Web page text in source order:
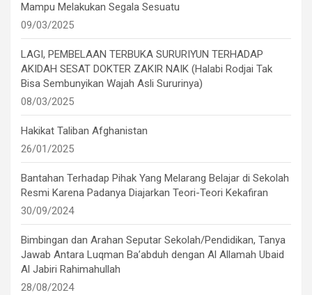
Mampu Melakukan Segala Sesuatu
09/03/2025
LAGI, PEMBELAAN TERBUKA SURURIYUN TERHADAP
AKIDAH SESAT DOKTER ZAKIR NAIK (Halabi Rodjai Tak
Bisa Sembunyikan Wajah Asli Sururinya)
08/03/2025
Hakikat Taliban Afghanistan
26/01/2025
Bantahan Terhadap Pihak Yang Melarang Belajar di Sekolah
Resmi Karena Padanya Diajarkan Teori-Teori Kekafiran
30/09/2024
Bimbingan dan Arahan Seputar Sekolah/Pendidikan, Tanya
Jawab Antara Luqman Ba’abduh dengan Al Allamah Ubaid
Al Jabiri Rahimahullah
28/08/2024